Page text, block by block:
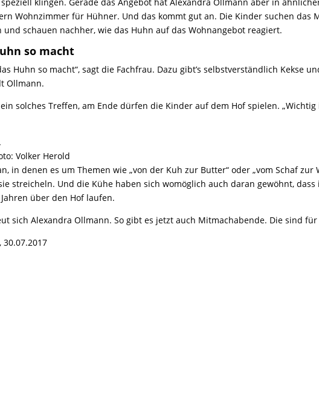
Wohnzimmer für Hühner. Und das kommt gut an. Die Kinder suchen das
schauen nachher, wie das Huhn auf das Wohnangebot reagiert.
so macht
Huhn so macht“, sagt die Fachfrau. Dazu gibt’s selbstverständlich Kekse
Ollmann.
solches Treffen, am Ende dürfen die Kinder auf dem Hof spielen.
Volker Herold
in denen es um Themen wie „von der Kuh zur Butter“ oder „vom Schaf
streicheln. Und die Kühe haben sich womöglich auch daran gewöhnt,
über den Hof laufen.
sich Alexandra Ollmann. So gibt es jetzt auch Mitmachabende. Die sind für
30.07.2017